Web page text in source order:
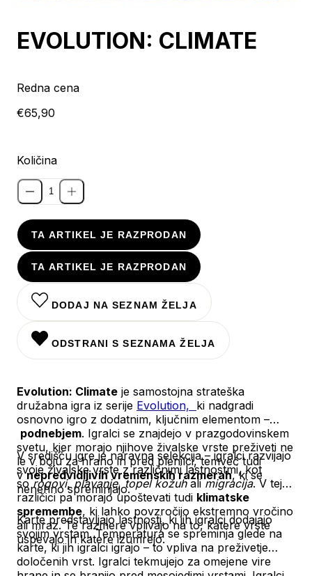
EVOLUTION: CLIMATE
Redna cena
€65,90
Količina
TA ARTIKEL JE RAZPRODAN
TA ARTIKEL JE RAZPRODAN
DODAJ NA SEZNAM ŽELJA
ODSTRANI S SEZNAMA ŽELJA
Evolution: Climate je samostojna strateška
družabna igra iz serije Evolution, ki nadgradi
osnovno igro z dodatnim, ključnim elementom –
podnebjem. Igralci se znajdejo v prazgodovinskem
svetu, kjer morajo njihove živalske vrste preživeti ne
le v boju za hrano in pred plenilci, temveč tudi
vnepredvidljivih vremenskih razmerah, ki se
nenehno spreminjajo.
V središču igre je naravna selekcija – igralci razvijajo
svoje živalske vrste z različnimi lastnostmi, kot
sorogovi, plavanje,topel kožuhalimigracija. V tej
različici pa morajo upoštevati tudi klimatske
spremembe, ki lahko povzročijo ekstremno vročino
ali mraz. Te razmere vplivajo na to, katere vrste
uspevajo in katere izumrejo.
Karte predstavljajo lastnosti, ki jih igralci dodajajo
svojim vrstam. Temperatura se spreminja glede na
karte, ki jih igralci igrajo – to vpliva na preživetje
določenih vrst. Igralci tekmujejo za omejene vire